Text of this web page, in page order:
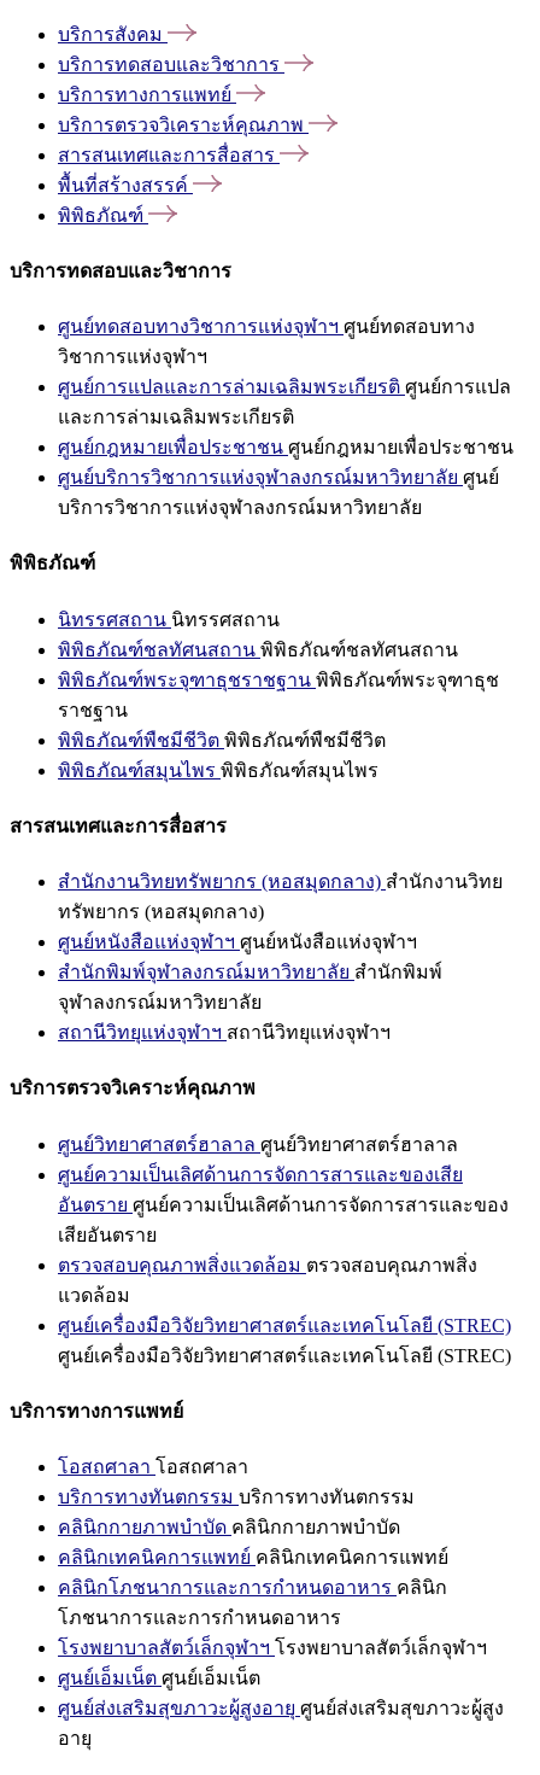
บริการสังคม
บริการทดสอบและวิชาการ
บริการทางการแพทย์
บริการตรวจวิเคราะห์คุณภาพ
สารสนเทศและการสื่อสาร
พื้นที่สร้างสรรค์
พิพิธภัณฑ์
บริการทดสอบและวิชาการ
ศูนย์ทดสอบทางวิชาการแห่งจุฬาฯ ศูนย์ทดสอบทาง
วิชาการแห่งจุฬาฯ
ศูนย์การแปลและการล่ามเฉลิมพระเกียรติ ศูนย์การแปล
และการล่ามเฉลิมพระเกียรติ
ศูนย์กฎหมายเพื่อประชาชน ศูนย์กฎหมายเพื่อประชาชน
ศูนย์บริการวิชาการแห่งจุฬาลงกรณ์มหาวิทยาลัย ศูนย์
บริการวิชาการแห่งจุฬาลงกรณ์มหาวิทยาลัย
พิพิธภัณฑ์
นิทรรศสถาน นิทรรศสถาน
พิพิธภัณฑ์ชลทัศนสถาน พิพิธภัณฑ์ชลทัศนสถาน
พิพิธภัณฑ์พระจุฑาธุชราชฐาน พิพิธภัณฑ์พระจุฑาธุช
ราชฐาน
พิพิธภัณฑ์พืชมีชีวิต พิพิธภัณฑ์พืชมีชีวิต
พิพิธภัณฑ์สมุนไพร พิพิธภัณฑ์สมุนไพร
สารสนเทศและการสื่อสาร
สำนักงานวิทยทรัพยากร (หอสมุดกลาง) สำนักงานวิทย
ทรัพยากร (หอสมุดกลาง)
ศูนย์หนังสือแห่งจุฬาฯ ศูนย์หนังสือแห่งจุฬาฯ
สำนักพิมพ์จุฬาลงกรณ์มหาวิทยาลัย สำนักพิมพ์
จุฬาลงกรณ์มหาวิทยาลัย
สถานีวิทยุแห่งจุฬาฯ สถานีวิทยุแห่งจุฬาฯ
บริการตรวจวิเคราะห์คุณภาพ
ศูนย์วิทยาศาสตร์ฮาลาล ศูนย์วิทยาศาสตร์ฮาลาล
ศูนย์ความเป็นเลิศด้านการจัดการสารและของเสีย
อันตราย ศูนย์ความเป็นเลิศด้านการจัดการสารและของ
เสียอันตราย
ตรวจสอบคุณภาพสิ่งแวดล้อม ตรวจสอบคุณภาพสิ่ง
แวดล้อม
ศูนย์เครื่องมือวิจัยวิทยาศาสตร์และเทคโนโลยี (STREC)
ศูนย์เครื่องมือวิจัยวิทยาศาสตร์และเทคโนโลยี (STREC)
บริการทางการแพทย์
โอสถศาลา โอสถศาลา
บริการทางทันตกรรม บริการทางทันตกรรม
คลินิกกายภาพบำบัด คลินิกกายภาพบำบัด
คลินิกเทคนิคการแพทย์ คลินิกเทคนิคการแพทย์
คลินิกโภชนาการและการกำหนดอาหาร คลินิก
โภชนาการและการกำหนดอาหาร
โรงพยาบาลสัตว์เล็กจุฬาฯ โรงพยาบาลสัตว์เล็กจุฬาฯ
ศูนย์เอ็มเน็ต ศูนย์เอ็มเน็ต
ศูนย์ส่งเสริมสุขภาวะผู้สูงอายุ ศูนย์ส่งเสริมสุขภาวะผู้สูง
อายุ